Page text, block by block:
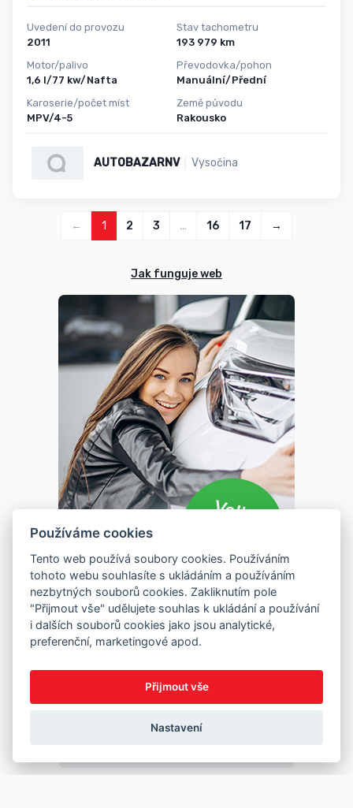
Uvedení do provozu
2011
Motor/palivo
1,6 l/77 kw/Nafta
Karoserie/počet míst
MPV/4-5
Stav tachometru
193 979 km
Převodovka/pohon
Manuální/Přední
Země původu
Rakousko
AUTOBAZARNV Vysočina
← 1 2 3 … 16 17 →
Jak funguje web
Používáme cookies
Tento web používá soubory cookies. Používáním
tohoto webu souhlasíte s ukládáním a používáním
nezbytných souborů cookies. Zakliknutím pole
"Přijmout vše" udělujete souhlas k ukládání a používání
i dalších souborů cookies jako jsou analytické,
preferenční, marketingové apod.
Přijmout vše
Nastavení